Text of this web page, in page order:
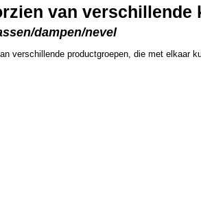
van verschillende
dampen/nevel
verschillende productgroepen, die met elkaar